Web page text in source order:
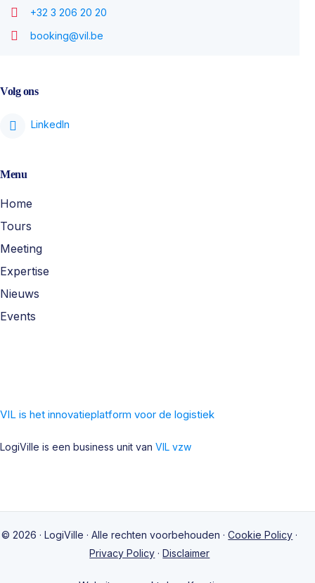
+32 3 206 20 20
booking@vil.be
Volg ons
Menu
Home
Tours
Meeting
Expertise
Nieuws
Events
VIL is het innovatieplatform voor de logistiek
LogiVille is een business unit van VIL vzw
© 2026 · LogiVille · Alle rechten voorbehouden ·Cookie Policy ·
Privacy Policy ·Disclaimer